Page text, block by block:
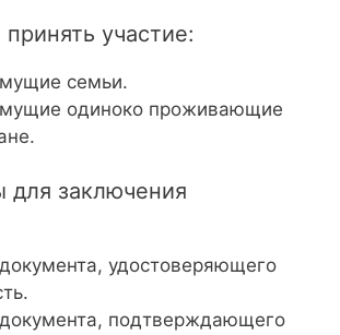
участие:
семьи.
одиноко проживающие
для заключения
удостоверяющего
подтверждающего